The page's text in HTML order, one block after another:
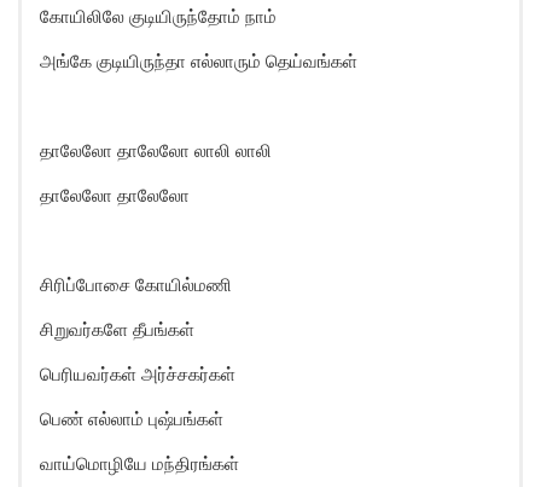
கோயிலிலே குடியிருந்தோம் நாம்
அங்கே குடியிருந்தா எல்லாரும் தெய்வங்கள்
தாலேலோ தாலேலோ லாலி லாலி
தாலேலோ தாலேலோ
சிரிப்போசை கோயில்மணி
சிறுவர்களே தீபங்கள்
பெரியவர்கள் அர்ச்சகர்கள்
பெண் எல்லாம் புஷ்பங்கள்
வாய்மொழியே மந்திரங்கள்